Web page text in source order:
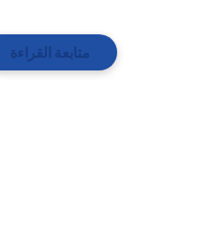
متابعة القراءة